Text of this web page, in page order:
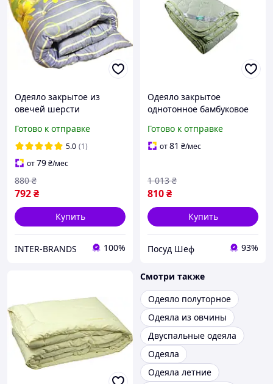
Одеяло закрытое из
овечей шерсти
Поликоттон T-51103
Готово к отправке
5.0 (1)
от79₴/мес
792₴
880 ₴
Купить
INTER-BRANDS 100%
Одеяло закрытое
однотонное бамбуковое
Двуспальное Евро
200х220 55038 ID 3094583
Готово к отправке
от81 ₴/мес
810₴
1 013 ₴
Купить
Посуд Шеф 93%
Смотри также
Одеяло полуторное
Одеяла из овчины
Двуспальные одеяла
Одеяла
Одеяла летние